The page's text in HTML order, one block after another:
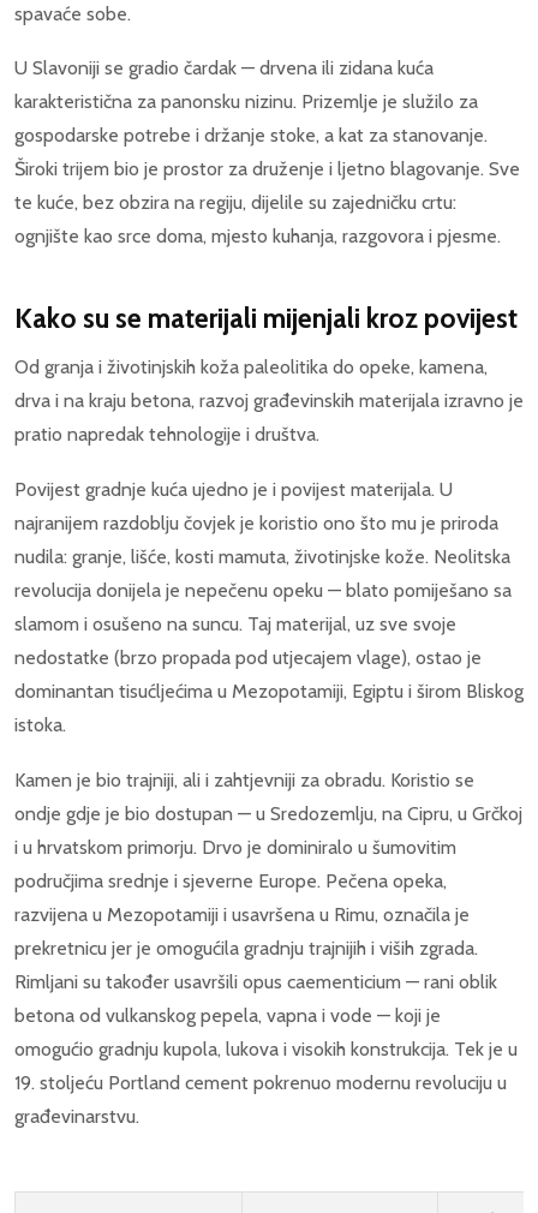
spavaće sobe.
U Slavoniji se gradio čardak — drvena ili zidana kuća
karakteristična za panonsku nizinu. Prizemlje je služilo za
gospodarske potrebe i držanje stoke, a kat za stanovanje.
Široki trijem bio je prostor za druženje i ljetno blagovanje. Sve
te kuće, bez obzira na regiju, dijelile su zajedničku crtu:
ognjište kao srce doma, mjesto kuhanja, razgovora i pjesme.
Kako su se materijali mijenjali kroz povijest
Od granja i životinjskih koža paleolitika do opeke, kamena,
drva i na kraju betona, razvoj građevinskih materijala izravno je
pratio napredak tehnologije i društva.
Povijest gradnje kuća ujedno je i povijest materijala. U
najranijem razdoblju čovjek je koristio ono što mu je priroda
nudila: granje, lišće, kosti mamuta, životinjske kože. Neolitska
revolucija donijela je nepečenu opeku — blato pomiješano sa
slamom i osušeno na suncu. Taj materijal, uz sve svoje
nedostatke (brzo propada pod utjecajem vlage), ostao je
dominantan tisućljećima u Mezopotamiji, Egiptu i širom Bliskog
istoka.
Kamen je bio trajniji, ali i zahtjevniji za obradu. Koristio se
ondje gdje je bio dostupan — u Sredozemlju, na Cipru, u Grčkoj
i u hrvatskom primorju. Drvo je dominiralo u šumovitim
područjima srednje i sjeverne Europe. Pečena opeka,
razvijena u Mezopotamiji i usavršena u Rimu, označila je
prekretnicu jer je omogućila gradnju trajnijih i viših zgrada.
Rimljani su također usavršili opus caementicium — rani oblik
betona od vulkanskog pepela, vapna i vode — koji je
omogućio gradnju kupola, lukova i visokih konstrukcija. Tek je u
19. stoljeću Portland cement pokrenuo modernu revoluciju u
građevinarstvu.